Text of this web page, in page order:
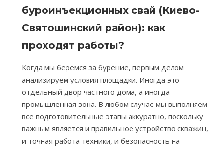
буроинъекционных свай (Киево-
Святошинский район): как
проходят работы?
Когда мы беремся за бурение, первым делом
анализируем условия площадки. Иногда это
отдельный двор частного дома, а иногда –
промышленная зона. В любом случае мы выполняем
все подготовительные этапы аккуратно, поскольку
важным является и правильное устройство скважин,
и точная работа техники, и безопасность на